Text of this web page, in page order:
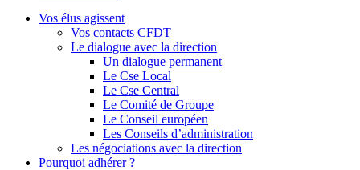
Vos élus agissent
Vos contacts CFDT
Le dialogue avec la direction
Un dialogue permanent
Le Cse Local
Le Cse Central
Le Comité de Groupe
Le Conseil européen
Les Conseils d’administration
Les négociations avec la direction
Pourquoi adhérer ?